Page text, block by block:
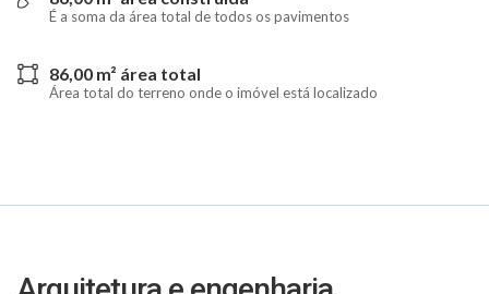
É a soma da área total de todos os pavimentos
86,00 m² área total
Área total do terreno onde o imóvel está localizado